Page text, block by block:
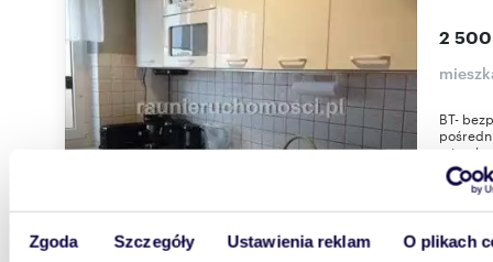
Zgoda Szczegóły Ustawienia reklam O plikach
2
BT-